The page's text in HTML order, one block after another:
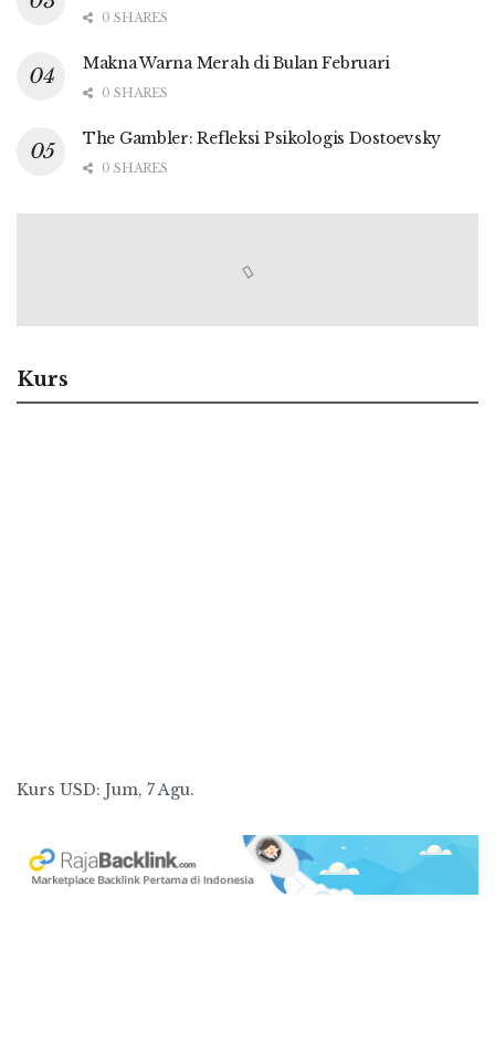
0 SHARES
Makna Warna Merah di Bulan Februari
0 SHARES
The Gambler: Refleksi Psikologis Dostoevsky
0 SHARES
Kurs
Kurs USD: Jum, 7 Agu.